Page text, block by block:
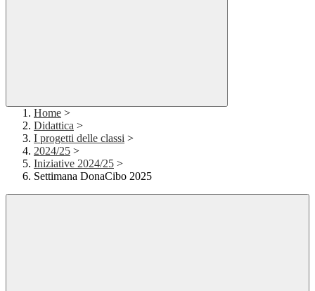
Home >
Didattica >
I progetti delle classi >
2024/25 >
Iniziative 2024/25 >
Settimana DonaCibo 2025